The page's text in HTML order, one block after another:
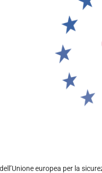
dell’Unione europea per la